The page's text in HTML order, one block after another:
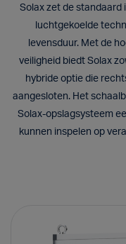
Solax zet de standaard
luchtgekoelde
levensduur. Met de
veiligheid biedt Solax
hybride optie die
aangesloten. Het
Solax-opslagsysteem
kunnen inspelen op